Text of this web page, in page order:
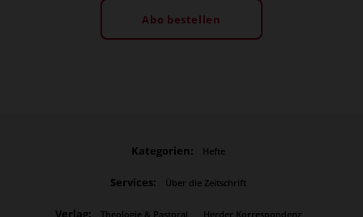
Abo bestellen
Kategorien: Hefte
Services: Über die Zeitschrift
Verlag: Theologie & Pastoral Herder Korrespondenz